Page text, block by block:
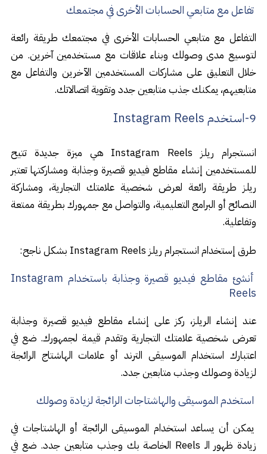
تفاعل مع متابعي الحسابات الأخرى في مجتمعك
التفاعل مع متابعي الحسابات الأخرى في مجتمعك طريقة رائعة
لتوسيع مدى وصولك وبناء علاقات مع مستخدمين آخرين. من
خلال التعليق على مشاركات المستخدمين الآخرين والتفاعل مع
متابعيهم، يمكنك جذب متابعين جدد وتقوية اتصالاتك.
9-استخدم Instagram Reels
انستجرام ريلز Instagram Reels هي ميزة جديدة تتيح
للمستخدمين إنشاء مقاطع فيديو قصيرة وجذابة ومشاركتها تعتبر
ريلز طريقة رائعة لعرض شخصية علامتك التجارية، ومشاركة
النصائح أو البرامج التعليمية، والتواصل مع جمهورك بطريقة ممتعة
وتفاعلية.
طرق إستخدام انستجرام ريلز Instagram Reels بشكل ناجح:
أنشئ مقاطع فيديو قصيرة وجذابة باستخدام Instagram
Reels
عند إنشاء الريلز، ركز على إنشاء مقاطع فيديو قصيرة وجذابة
تعرض شخصية علامتك التجارية وتقدم قيمة لجمهورك. ضع في
اعتبارك استخدام الموسيقى الترند أو علامات الهاشتاج الرائجة
لزيادة وصولك وجذب متابعين جدد.
استخدم الموسيقى والهاشتاجات الرائجة لزيادة وصولك
يمكن أن يساعد استخدام الموسيقى الرائجة أو الهاشتاجات في
زيادة ظهور الـ Reels الخاصة بك وجذب متابعين جدد. ضع في